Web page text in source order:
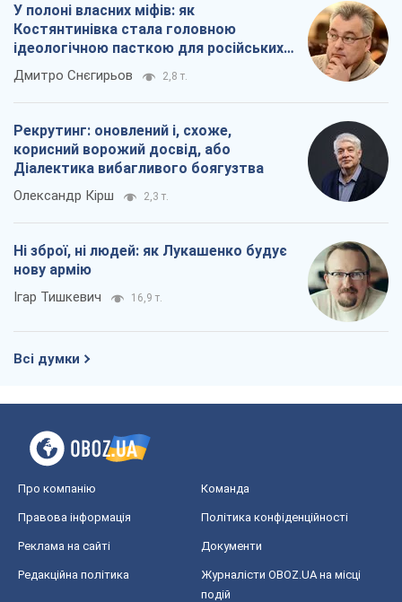
У полоні власних міфів: як
Костянтинівка стала головною
ідеологічною пасткою для російських
окупантів
Дмитро Снєгирьов 2,8 т.
Рекрутинг: оновлений і, схоже,
корисний ворожий досвід, або
Діалектика вибагливого боягузтва
Олександр Кірш 2,3 т.
Ні зброї, ні людей: як Лукашенко будує
нову армію
Ігар Тишкевич 16,9 т.
Всі думки
Про компанію Команда
Правова інформація Політика конфіденційності
Реклама на сайті Документи
Редакційна політика
Журналісти OBOZ.UA на місці
подій